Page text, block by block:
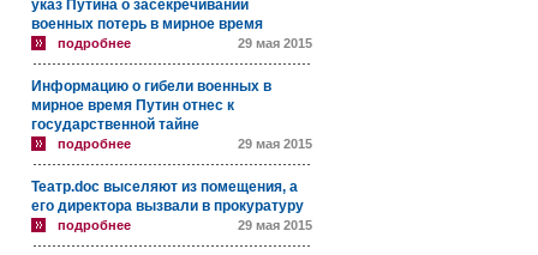
указ Путина о засекречивании
военных потерь в мирное время
подробнее 29 мая 2015
Информацию о гибели военных в
мирное время Путин отнес к
государственной тайне
подробнее 29 мая 2015
Театр.doc выселяют из помещения, а
его директора вызвали в прокуратуру
подробнее 29 мая 2015